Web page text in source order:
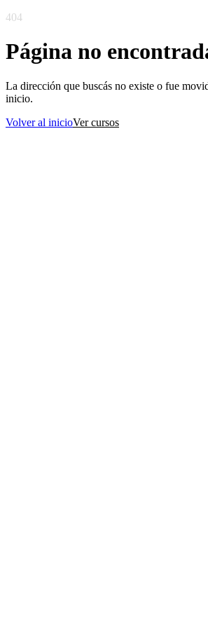
404
Página no
La dirección que buscás no existe o fue
inicio.
Volver al inicioVer cursos